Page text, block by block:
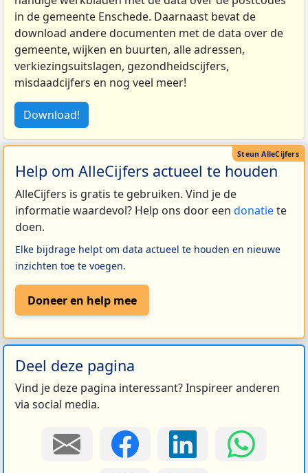
in de gemeente Enschede. Daarnaast bevat de
download andere documenten met de data over de
gemeente, wijken en buurten, alle adressen,
verkiezingsuitslagen, gezondheidscijfers,
misdaadcijfers en nog veel meer!
Download!
Help om AlleCijfers actueel te houden
AlleCijfers is gratis te gebruiken. Vind je de
informatie waardevol? Help ons door een donatiete
doen.
Elke bijdrage helpt om data actueel te houden en nieuwe
inzichten toe te voegen.
Doneer en help mee
Deel deze pagina
Vind je deze pagina interessant? Inspireer anderen
via social media.